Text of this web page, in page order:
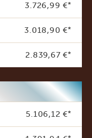
3.726,99 €*
3.018,90 €*
2.839,67 €*
5.106,12 €*